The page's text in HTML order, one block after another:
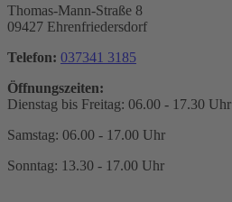
Thomas-Mann-Straße 8
09427 Ehrenfriedersdorf
Telefon: 037341 3185
Öffnungszeiten:
Dienstag bis Freitag: 06.00 - 17.30 Uhr
Samstag: 06.00 - 17.00 Uhr
Sonntag: 13.30 - 17.00 Uhr